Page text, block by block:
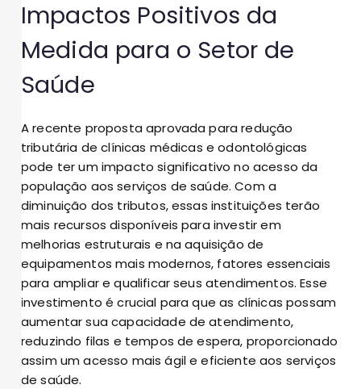
Impactos Positivos da
Medida para o Setor de
Saúde
A recente proposta aprovada para redução
tributária de clínicas médicas e odontológicas
pode ter um impacto significativo no acesso da
população aos serviços de saúde. Com a
diminuição dos tributos, essas instituições terão
mais recursos disponíveis para investir em
melhorias estruturais e na aquisição de
equipamentos mais modernos, fatores essenciais
para ampliar e qualificar seus atendimentos. Esse
investimento é crucial para que as clínicas possam
aumentar sua capacidade de atendimento,
reduzindo filas e tempos de espera, proporcionado
assim um acesso mais ágil e eficiente aos serviços
de saúde.